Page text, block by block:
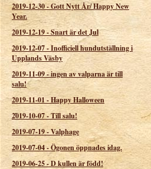
2019-12-30-Gott Nytt År/ Happy New
Year.
2019-12-19-Snart är det Jul
2019-12-07-Inofficiell hundutställning i
Upplands Väsby
2019-11-09-ingen av valparna är till
salu!
2019-11-01-Happy Halloween
2019-10-07-Till salu!
2019-07-19-Valphage
2019-07-04-Ögonen öppnades idag.
2019-06-25-D kullen är född!